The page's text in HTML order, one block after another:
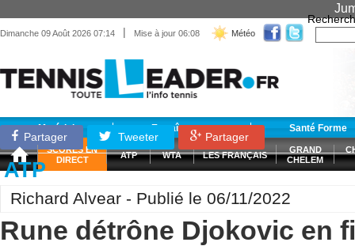
Dimanche 09 Août 2026 07:14 | Mise à jour 06:08 Météo
Matériel Entraînement Santé Forme
SCORES EN
DIRECT
ATP WTA LES FRANÇAIS
GRAND
CHELEM
Partager Tweeter Partager
ATP
Richard Alvear - Publié le 06/11/2022
Rune détrône Djokovic en